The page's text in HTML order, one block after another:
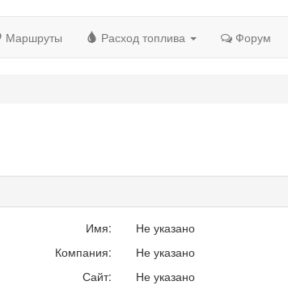
Маршруты Расход топлива Форум
Имя:
Не указано
Компания:
Не указано
Сайт:
Не указано